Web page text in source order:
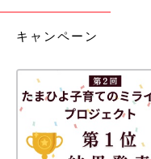
キャンペーン